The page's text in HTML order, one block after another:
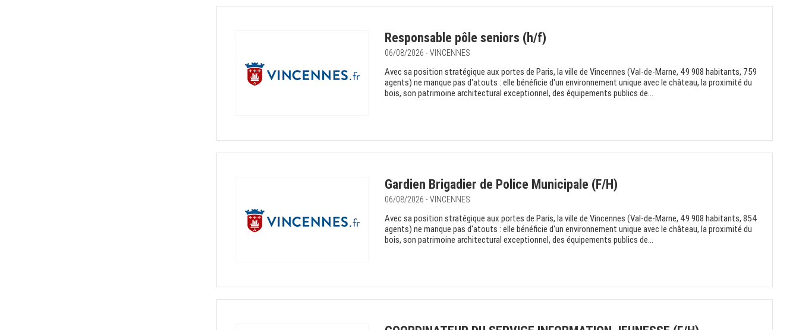
Responsable pôle seniors (h/f)
06/08/2026 - VINCENNES
Avec sa position stratégique aux portes de Paris, la ville de Vincennes (Val-de-Marne, 49 908 habitants, 759
agents) ne manque pas d'atouts : elle bénéficie d'un environnement unique avec le château, la proximité du
bois, son patrimoine architectural exceptionnel, des équipements publics de...
Gardien Brigadier de Police Municipale (F/H)
06/08/2026 - VINCENNES
Avec sa position stratégique aux portes de Paris, la ville de Vincennes (Val-de-Marne, 49 908 habitants, 854
agents) ne manque pas d'atouts : elle bénéficie d'un environnement unique avec le château, la proximité du
bois, son patrimoine architectural exceptionnel, des équipements publics de...